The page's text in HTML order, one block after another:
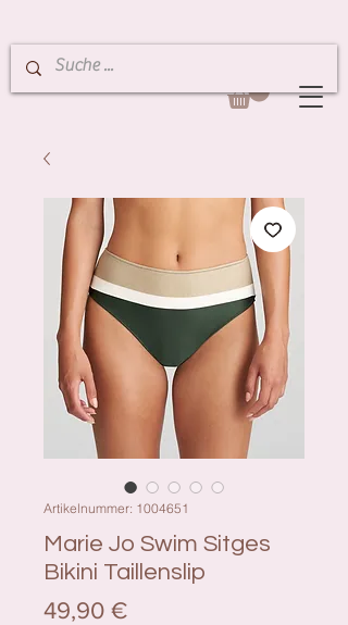
Artikelnummer: 1004651
Marie Jo Swim Sitges
Bikini Taillenslip
49,90 €Preis